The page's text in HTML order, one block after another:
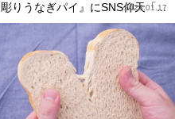
彫りうなぎパイ』にSNS仰天「...
2023.01.17